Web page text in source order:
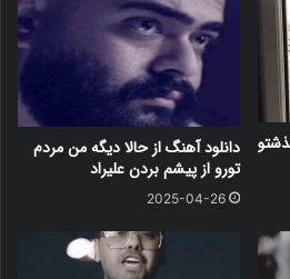
دانلود آهنگ از حالا دیگه من مردم
تورو از پیشم بردن علیراد
2025-04-26